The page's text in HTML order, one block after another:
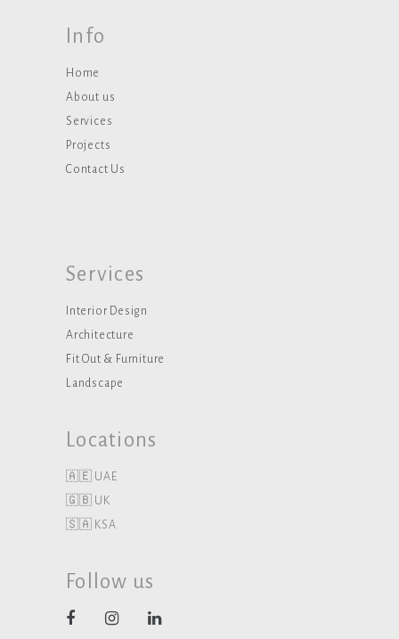
Info
Home
About us
Services
Projects
Contact Us
Services
Interior Design
Architecture
Fit Out & Furniture
Landscape
Locations
🇦🇪 UAE
🇬🇧 UK
🇸🇦 KSA
Follow us